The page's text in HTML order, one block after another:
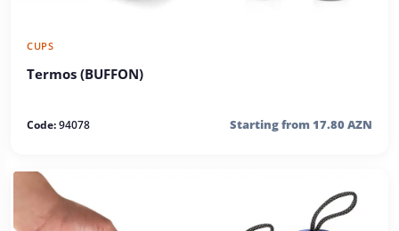
CUPS
Termos (BUFFON)
Code:94078 Starting from 17.80 AZN